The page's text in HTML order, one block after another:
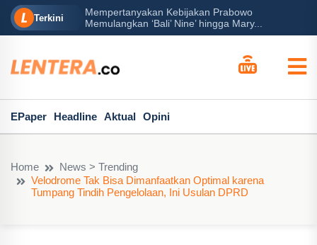
Terkini
Mempertanyakan Kebijakan Prabowo
Memulangkan ‘Bali’ Nine’ hingga Mary...
EPaper Headline Aktual Opini
Home
News > Trending
Velodrome Tak Bisa Dimanfaatkan Optimal karena
Tumpang Tindih Pengelolaan, Ini Usulan DPRD